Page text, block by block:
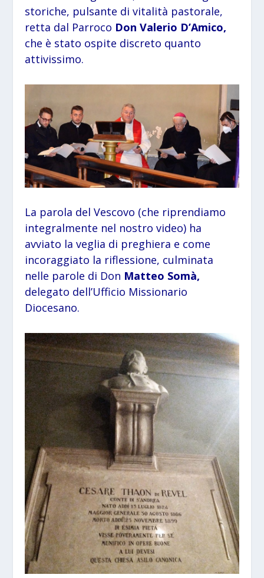
storiche, pulsante di vitalità pastorale,
retta dal Parroco Don Valerio D’Amico,
che è stato ospite discreto quanto
attivissimo.
La parola del Vescovo (che riprendiamo
integralmente nel nostro video) ha
avviato la veglia di preghiera e come
incoraggiato la riflessione, culminata
nelle parole di Don Matteo Somà,
delegato dell’Ufficio Missionario
Diocesano.